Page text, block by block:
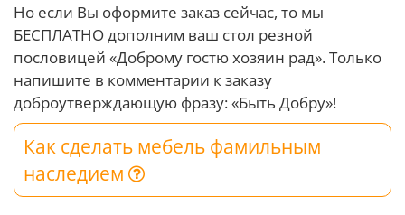
Но если Вы оформите заказ сейчас, то мы
БЕСПЛАТНО дополним ваш стол резной
пословицей «Доброму гостю хозяин рад». Только
напишите в комментарии к заказу
доброутверждающую фразу: «Быть Добру»!
Как сделать мебель фамильным
наследием